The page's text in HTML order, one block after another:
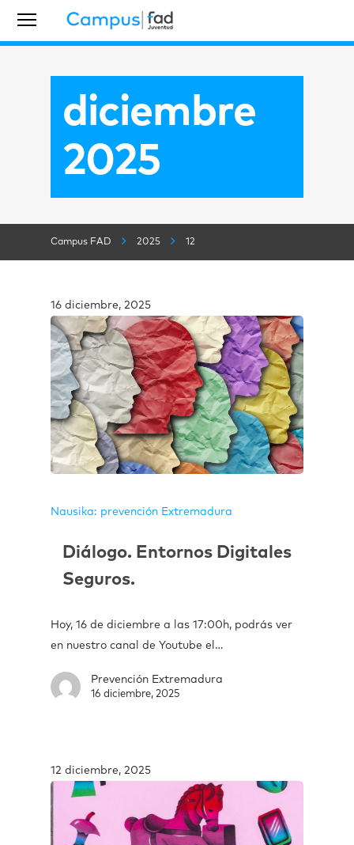
diciembre
2025
Campus FAD 2025 12
16 diciembre, 2025
Nausika: prevención Extremadura
Diálogo. Entornos Digitales
Seguros.
Hoy, 16 de diciembre a las 17:00h, podrás ver
en nuestro canal de Youtube el…
Prevención Extremadura
16 diciembre, 2025
12 diciembre, 2025